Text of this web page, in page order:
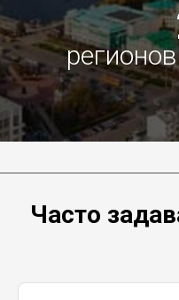
Часто